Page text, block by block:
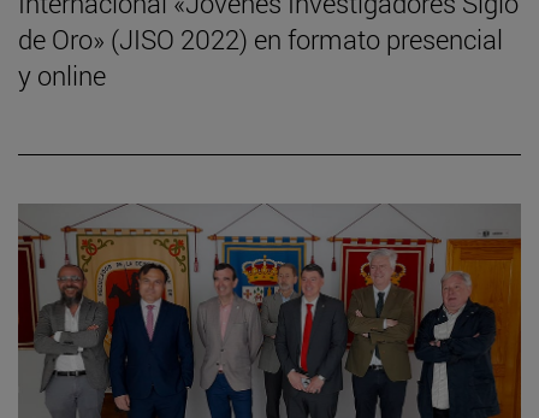
de Oro» (JISO 2022) en formato presencial
y online